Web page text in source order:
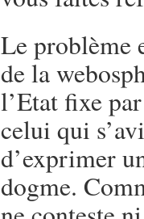
Le problème
de la
l’Etat fixe
celui qui
d’exprimer
dogme.